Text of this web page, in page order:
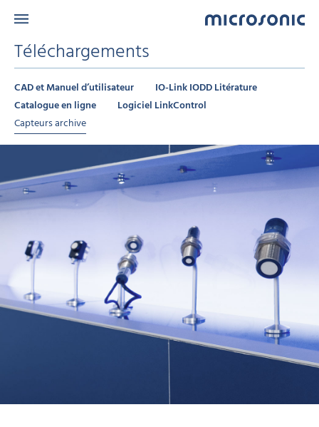
Téléchargements
CAD et Manuel d’utilisateur
IO-Link IODD Litérature
Catalogue en ligne
Logiciel LinkControl
Capteurs archive